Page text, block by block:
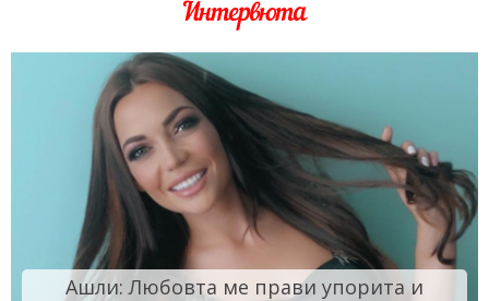
Интервюта
Ашли: Любовта ме прави упорита и